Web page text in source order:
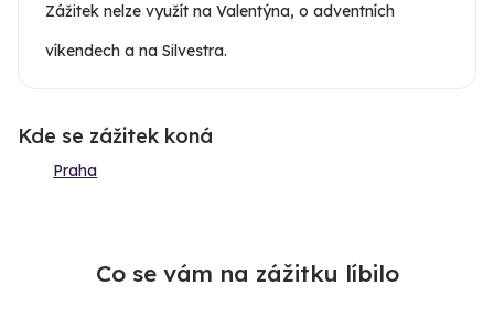
Zážitek nelze využít na Valentýna, o adventních
víkendech a na Silvestra.
Kde se zážitek koná
Praha
Co se vám na zážitku líbilo